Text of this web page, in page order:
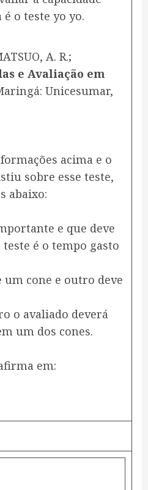
o teste yo yo.
A. R.;
e Avaliação em
Unicesumar,
acima e o
sobre esse teste,
abaixo:
e que deve
é o tempo gasto
cone e outro deve
o avaliado deverá
um dos cones.
em: